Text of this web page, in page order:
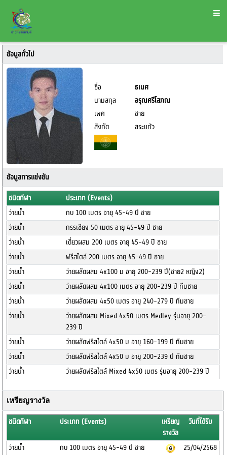
ข้อมูลทั่วไป
ชื่อ
ธเนศ
นามสกุล
อรุณศรีโสภณ
เพศ
ชาย
สังกัด
สระแก้ว
ข้อมูลการแข่งขัน
ชนิดกีฬา
ประเภท (Events)
ว่ายน้ำ
กบ 100 เมตร อายุ 45-49 ปี ชาย
ว่ายน้ำ
กรรเชียง 50 เมตร อายุ 45-49 ปี ชาย
ว่ายน้ำ
เดี่ยวผสม 200 เมตร อายุ 45-49 ปี ชาย
ว่ายน้ำ
ฟรีสไตล์ 200 เมตร อายุ 45-49 ปี ชาย
ว่ายน้ำ
ว่ายผลัดผสม 4x100 ม อายุ 200-239 ปี(ชาย2 หญิง2)
ว่ายน้ำ
ว่ายผลัดผสม 4x100 เมตร อายุ 200-239 ปี ทีมชาย
ว่ายน้ำ
ว่ายผลัดผสม 4x50 เมตร อายุ 240-279 ปี ทีมชาย
ว่ายน้ำ
ว่ายผลัดผสม Mixed 4x50 เมตร Medley รุ่นอายุ 200-
239 ปี
ว่ายน้ำ
ว่ายผลัดฟรีสไตล์ 4x50 ม อายุ 160-199 ปี ทีมชาย
ว่ายน้ำ
ว่ายผลัดฟรีสไตล์ 4x50 ม อายุ 200-239 ปี ทีมชาย
ว่ายน้ำ
ว่ายผลัดฟรีสไตล์ Mixed 4x50 เมตร รุ่นอายุ 200-239 ปี
เหรียญรางวัล
ชนิดกีฬา ประเภท (Events)
เหรียญ
รางวัล
วันที่ได้รับ
ว่ายน้ำ กบ 100 เมตร อายุ 45-49 ปี ชาย
25/04/2568